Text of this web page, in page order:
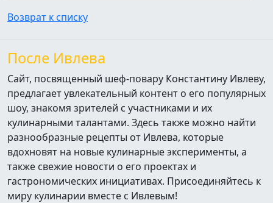
Возврат к списку
После Ивлева
Сайт, посвященный шеф-повару Константину Ивлеву,
предлагает увлекательный контент о его популярных
шоу, знакомя зрителей с участниками и их
кулинарными талантами. Здесь также можно найти
разнообразные рецепты от Ивлева, которые
вдохновят на новые кулинарные эксперименты, а
также свежие новости о его проектах и
гастрономических инициативах. Присоединяйтесь к
миру кулинарии вместе с Ивлевым!